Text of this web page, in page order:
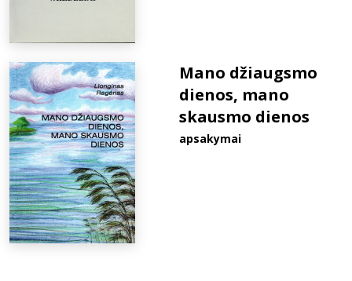
Mano džiaugsmo
dienos, mano
skausmo dienos
apsakymai